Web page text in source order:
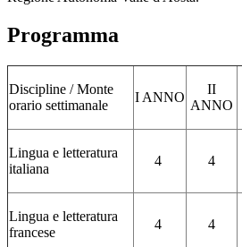
Programma
Discipline /Monte
orario settimanale
I ANNO
II
ANNO
Lingua e letteratura
italiana
4 4
Lingua e letteratura
francese
4 4